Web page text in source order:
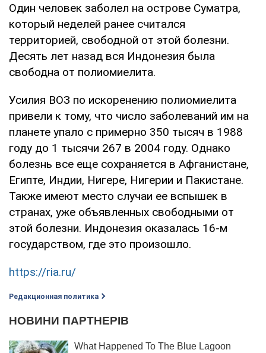
Один человек заболел на острове Суматра,
который неделей ранее считался
территорией, свободной от этой болезни.
Десять лет назад вся Индонезия была
свободна от полиомиелита.
Усилия ВОЗ по искоренению полиомиелита
привели к тому, что число заболеваний им на
планете упало с примерно 350 тысяч в 1988
году до 1 тысячи 267 в 2004 году. Однако
болезнь все еще сохраняется в Афганистане,
Египте, Индии, Нигере, Нигерии и Пакистане.
Также имеют место случаи ее вспышек в
странах, уже объявленных свободными от
этой болезни. Индонезия оказалась 16-м
государством, где это произошло.
https://ria.ru/
Редакционная политика